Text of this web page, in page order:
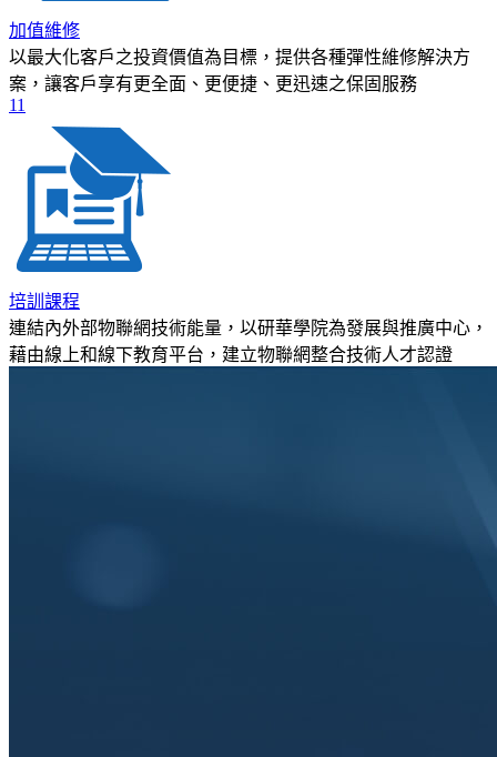
加值維修
以最大化客戶之投資價值為目標，提供各種彈性維修解決方
案，讓客戶享有更全面、更便捷、更迅速之保固服務
11
培訓課程
連結內外部物聯網技術能量，以研華學院為發展與推廣中心，
藉由線上和線下教育平台，建立物聯網整合技術人才認證